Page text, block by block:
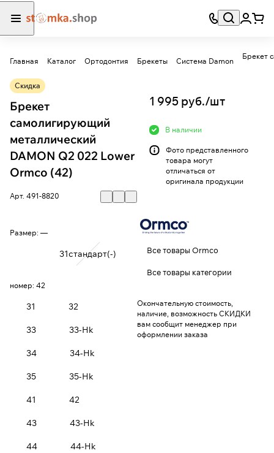
Главная Каталог Ортодонтия Брекеты Система Damon
Брекет
Скидка
Брекет
самолигирующий
металлический
DAMON Q2 022 Lower
Ormco (42)
Арт. 491-8820
Размер: —
31стандарт(-)
номер: 42
31 32
33 33-Hk
34 34-Hk
35 35-Hk
41 42
43 43-Hk
44 44-Hk
1 995 руб./шт
В наличии
Фото представленного
товара могут
отличаться от
оригинала продукции
Все товары Ormco
Все товары категории
Окончательную стоимость,
наличие, возможность СКИДКИ
вам сообщит менеджер при
оформлении заказа